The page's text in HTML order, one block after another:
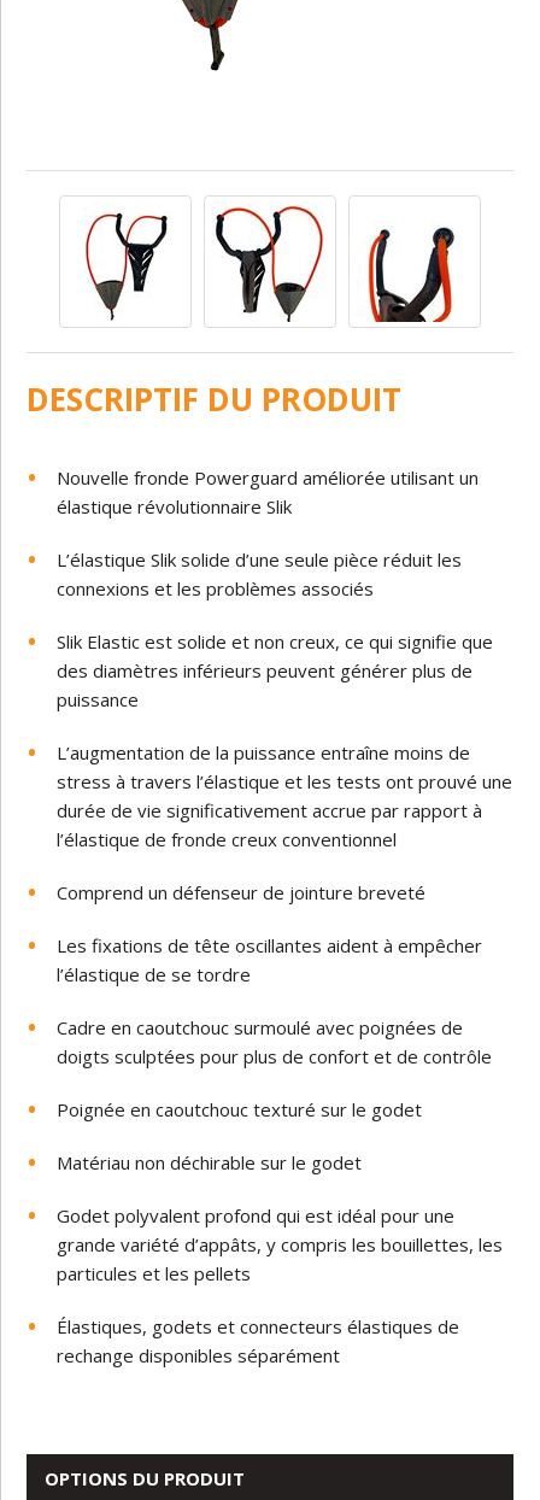
DESCRIPTIF DU PRODUIT
Nouvelle fronde Powerguard améliorée utilisant un
élastique révolutionnaire Slik
L’élastique Slik solide d’une seule pièce réduit les
connexions et les problèmes associés
Slik Elastic est solide et non creux, ce qui signifie que
des diamètres inférieurs peuvent générer plus de
puissance
L’augmentation de la puissance entraîne moins de
stress à travers l’élastique et les tests ont prouvé une
durée de vie significativement accrue par rapport à
l’élastique de fronde creux conventionnel
Comprend un défenseur de jointure breveté
Les fixations de tête oscillantes aident à empêcher
l’élastique de se tordre
Cadre en caoutchouc surmoulé avec poignées de
doigts sculptées pour plus de confort et de contrôle
Poignée en caoutchouc texturé sur le godet
Matériau non déchirable sur le godet
Godet polyvalent profond qui est idéal pour une
grande variété d’appâts, y compris les bouillettes, les
particules et les pellets
Élastiques, godets et connecteurs élastiques de
rechange disponibles séparément
OPTIONS DU PRODUIT